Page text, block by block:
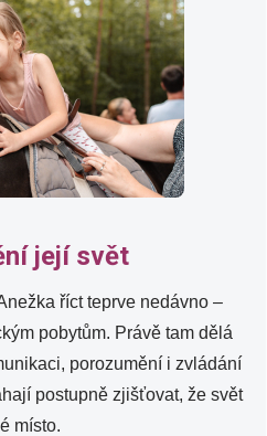
její svět
říct teprve nedávno –
pobytům. Právě tam dělá
porozumění i zvládání
postupně zjišťovat, že svět
místo.